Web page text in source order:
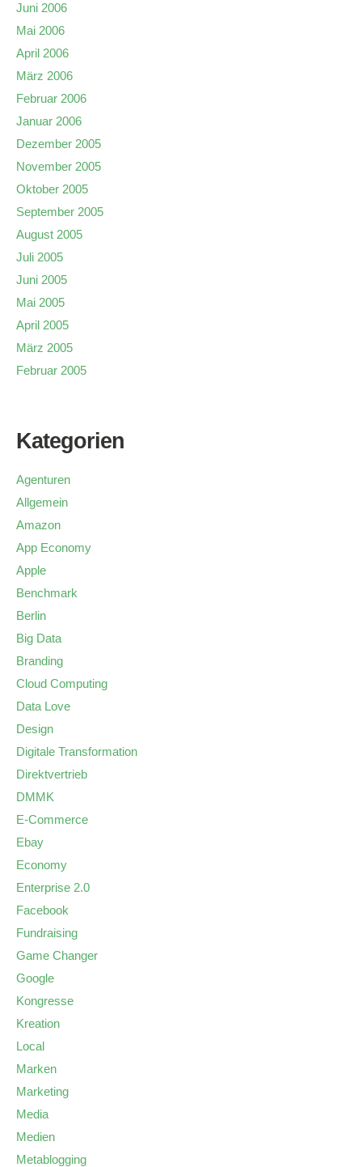
Juni 2006
Mai 2006
April 2006
März 2006
Februar 2006
Januar 2006
Dezember 2005
November 2005
Oktober 2005
September 2005
August 2005
Juli 2005
Juni 2005
Mai 2005
April 2005
März 2005
Februar 2005
Kategorien
Agenturen
Allgemein
Amazon
App Economy
Apple
Benchmark
Berlin
Big Data
Branding
Cloud Computing
Data Love
Design
Digitale Transformation
Direktvertrieb
DMMK
E-Commerce
Ebay
Economy
Enterprise 2.0
Facebook
Fundraising
Game Changer
Google
Kongresse
Kreation
Local
Marken
Marketing
Media
Medien
Metablogging